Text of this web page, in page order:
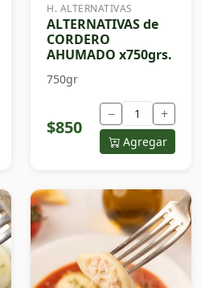
H. ALTERNATIVAS
ALTERNATIVAS de
CORDERO
AHUMADO x750grs.
750gr
$850
− +
Agregar